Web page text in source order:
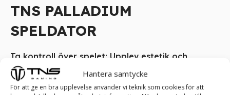
Hantera samtycke
För att ge en bra upplevelse använder vi teknik som cookies för att
TNS PALLADIUM
SPELDATOR
Ta kontroll över spelet: Upplev estetik och
skönhet med vår TNS PALLADIUM Speldator!
De mest krävande och entusiastiska spelarna väljer en TNS